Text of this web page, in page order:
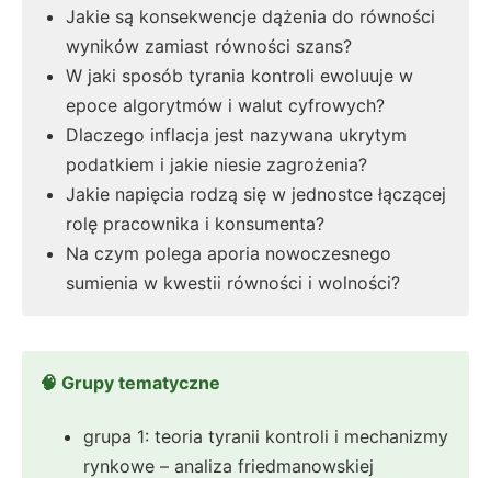
Jakie są konsekwencje dążenia do równości
wyników zamiast równości szans?
W jaki sposób tyrania kontroli ewoluuje w
epoce algorytmów i walut cyfrowych?
Dlaczego inflacja jest nazywana ukrytym
podatkiem i jakie niesie zagrożenia?
Jakie napięcia rodzą się w jednostce łączącej
rolę pracownika i konsumenta?
Na czym polega aporia nowoczesnego
sumienia w kwestii równości i wolności?
🧠 Grupy tematyczne
grupa 1: teoria tyranii kontroli i mechanizmy
rynkowe – analiza friedmanowskiej